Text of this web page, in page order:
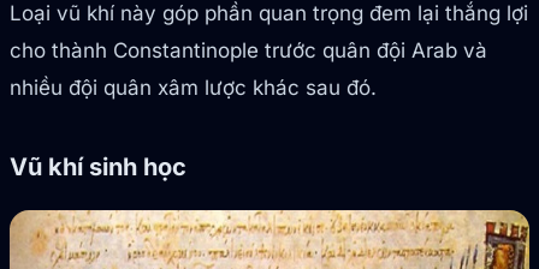
Loại vũ khí này góp phần quan trọng đem lại thắng lợi
cho thành Constantinople trước quân đội Arab và
nhiều đội quân xâm lược khác sau đó.
Vũ khí sinh học